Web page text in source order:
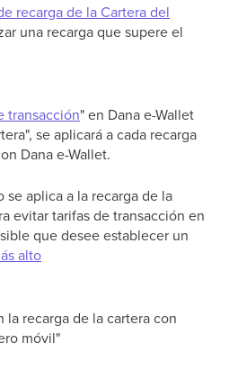
recarga de la Cartera del
una recarga que supere el
transacción" en Dana e-Wallet
se aplicará a cada recarga
Dana e-Wallet.
se aplica a la recarga de la
evitar tarifas de transacción en
que desee establecer un
alto
recarga de la cartera con
móvil"